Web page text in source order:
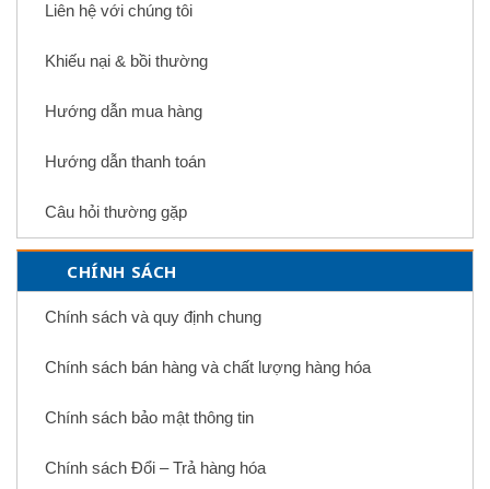
Liên hệ với chúng tôi
Khiếu nại & bồi thường
Hướng dẫn mua hàng
Hướng dẫn thanh toán
Câu hỏi thường gặp
CHÍNH SÁCH
Chính sách và quy định chung
Chính sách bán hàng và chất lượng hàng hóa
Chính sách bảo mật thông tin
Chính sách Đổi – Trả hàng hóa